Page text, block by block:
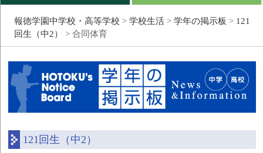
報徳学園中学校・高等学校 > 学校生活> 学年の掲示板 > 121
回生（中2）
> 合同体育
121回生（中2）